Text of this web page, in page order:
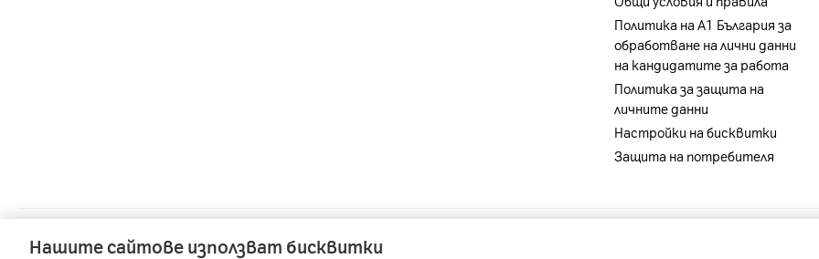
Политика на A1 България за
обработване на лични данни
на кандидатите за работа
Политика за защита на
личните данни
Настройки на бисквитки
Защита на потребителя
A1 Austria - A1 Croatia - A1 Serbia
Нашите сайтове използват бисквитки